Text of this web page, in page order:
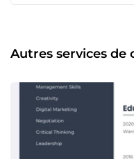
structuration de
tâches administratives
clair, fiable et livré dans
soyez entrepreneur,
ravi de vous
gagner du temps.
discuter de vos
disponible en soirée
Autres services de